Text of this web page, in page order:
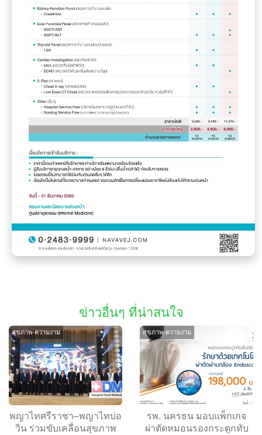
ข่าวอื่นๆ ที่น่าสนใจ
สุขภาพ-ความงาม
พญาไทศรีราชา–พญาไทบ่อ
วิน ร่วมขับเคลื่อนสุขภาพ
สุขภาพ-ความงาม
รพ. นครธน มอบแพ็กเกจ
ผ่าตัดหมอนรองกระดูกทับ